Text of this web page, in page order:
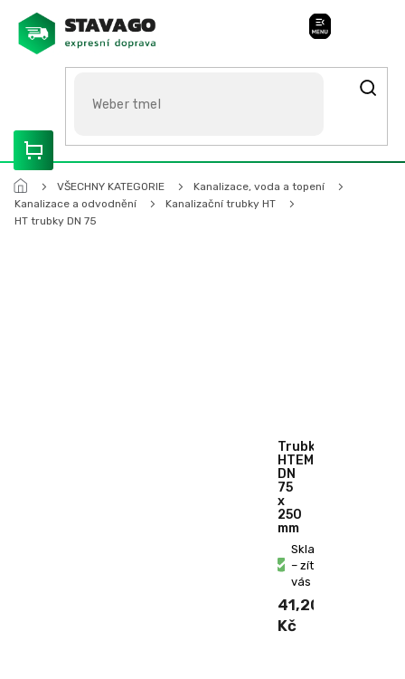
obsah
ROZVÁŽÍME OLOMOUCKO, SVITAVSKO, ŠUMPERSKO, BRNO,
PARDUBICE, HRADEC KRÁLOVÉ
VŠECHNY KATEGORIE
Kanalizace, voda a topení
Kanalizace a odvodnění
Kanalizační trubky HT
HT trubky DN 75
Trubka
HTEM
DN
75
x
250
mm
Skladem
– zítra u
vás
41,20
Kč
Stavago Podpora